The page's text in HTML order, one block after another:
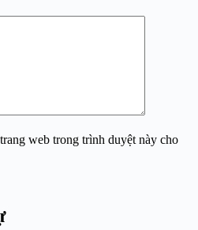
web trong trình duyệt này cho